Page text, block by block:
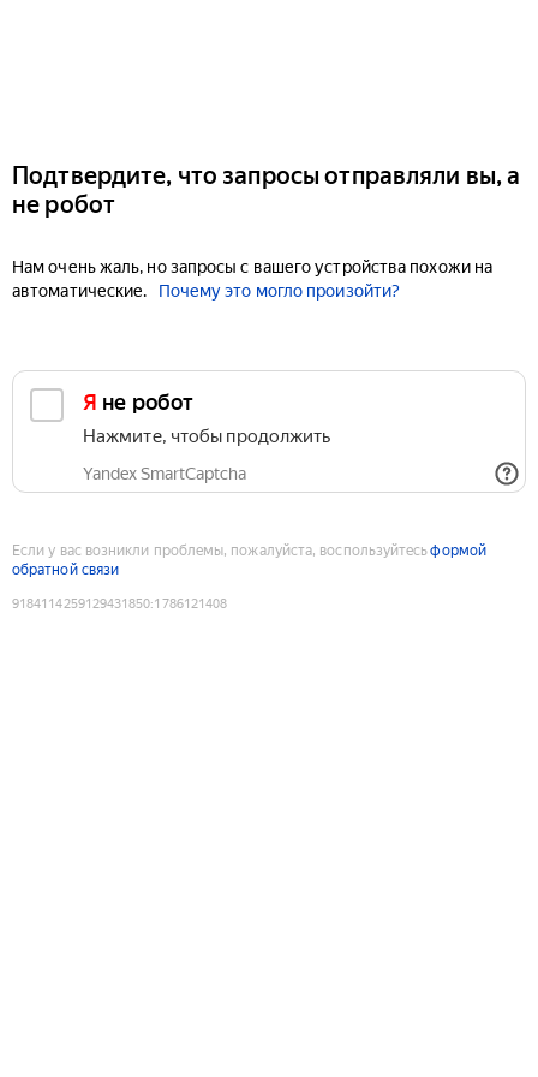
Подтвердите, что запросы отправляли вы, а
не робот
Нам очень жаль, но запросы с вашего устройства похожи на
автоматические.
Почему это могло произойти?
Я не робот
Нажмите, чтобы продолжить
Yandex SmartCaptcha
Если у вас возникли проблемы, пожалуйста, воспользуйтесьформой
обратной связи
9184114259129431850:1786121408